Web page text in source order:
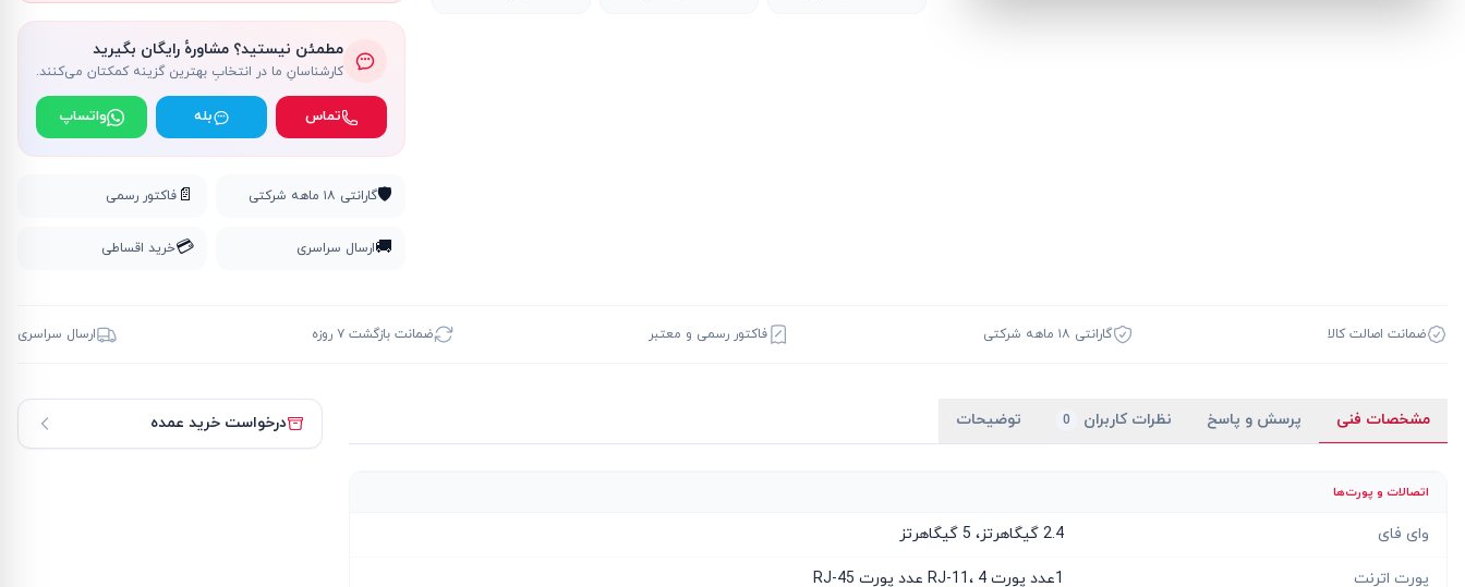
مطمئن نیستید؟ مشاورهٔ رایگان بگیرید
کارشناسانِ ما در انتخابِ بهترین گزینه کمکتان می‌کنند.
تماس بله واتساپ
🛡️گارانتی ۱۸ ماهه شرکتی 📄 فاکتور رسمی
🚚ارسال سراسری 💳خرید اقساطی
ضمانت اصالت کالا گارانتی ۱۸ ماهه شرکتی فاکتور رسمی و معتبر ضمانت بازگشت ۷ روزه ارسال سراسری
مشخصات فنی پرسش و پاسخ نظرات کاربران 0 توضیحات
اتصالات و پورت‌ها
وای فای 2.4 گیگاهرتز، 5 گیگاهرتز
پورت اترنت 1عدد پورت RJ-11، 4 عدد پورت RJ-45
درخواست خرید عمده